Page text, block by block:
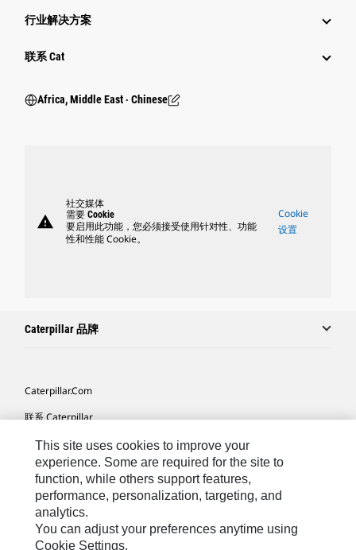
行业解决方案
行业
联系 Cat
Africa, Middle East ‧ Chinese
warning
社交媒体
需要 Cookie
要启用此功能，您必须接受使用针对性、功能
性和性能 Cookie。
Cookie
设置
Caterpillar 品牌
Caterpillar.com
联系 Caterpillar
我的营销首选项
站点地图
Cookie Settings
法律
This site uses cookies to improve your
experience. Some are required for the site to
function, while others support features,
performance, personalization, targeting, and
analytics.
You can adjust your preferences anytime using
Cookie Settings.